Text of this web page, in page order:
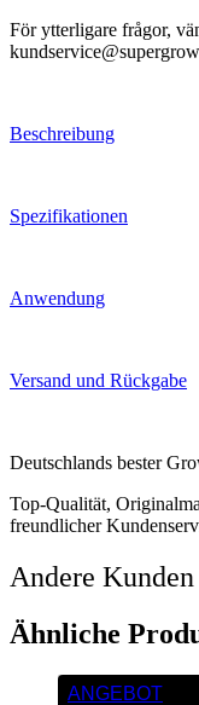
För ytterligare frågor,
Beschreibung
Spezifikationen
Anwendung
Versand und Rückgabe
Deutschlands bester
Top-Qualität,
freundlicher
Andere
Ähnliche
ANGEBOT